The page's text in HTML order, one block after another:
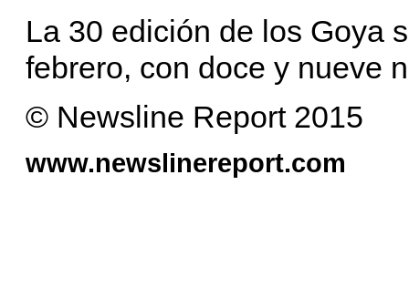
La 30 edición de los Goya
febrero, con doce y nueve
© Newsline Report 2015
www.newslinereport.com